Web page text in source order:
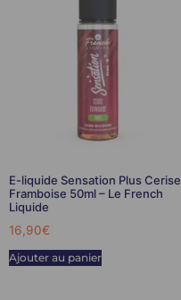
E-liquide Sensation Plus Cerise
Framboise 50ml – Le French
Liquide
16,90€
Ajouter au panier